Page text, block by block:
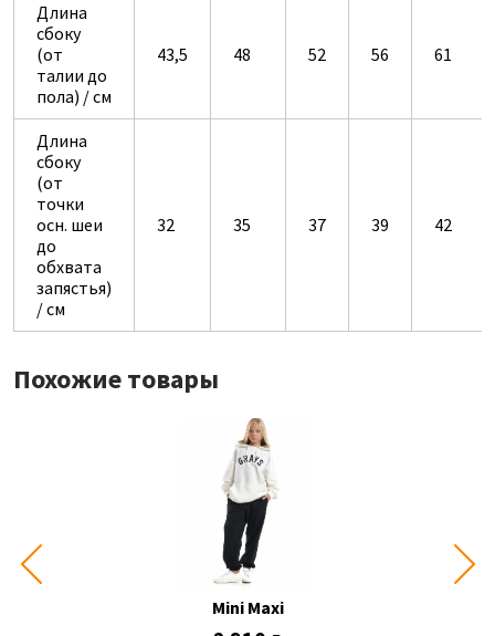
Длина
сбоку
(от
талии до
пола) / см
43,5 48 52 56 61
Длина
сбоку
(от
точки
осн. шеи
до
обхвата
запястья)
/ см
32 35 37 39 42
Похожие товары
Mini Maxi